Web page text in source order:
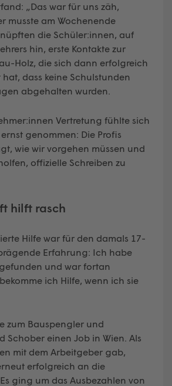
„Das war für uns zäh,
musste am Wochenende
die Schüler:innen, auf
hin, erste Kontakte zur
Holz, die sich dann erfolgreich
dass keine Schulstunden
abgehalten wurden.
Vertretung fühlte sich
genommen: Die Profis
wie wir vorgehen müssen und
offizielle Schreiben zu
hilft rasch
Hilfe war für den damals 17-
Erfahrung: Ich habe
und war fortan
ich Hilfe, wenn ich sie
zum Bauspengler und
Schober einen Job in Wien. Als
mit dem Arbeitgeber gab,
erfolgreich an die
ging um das Ausbezahlen von